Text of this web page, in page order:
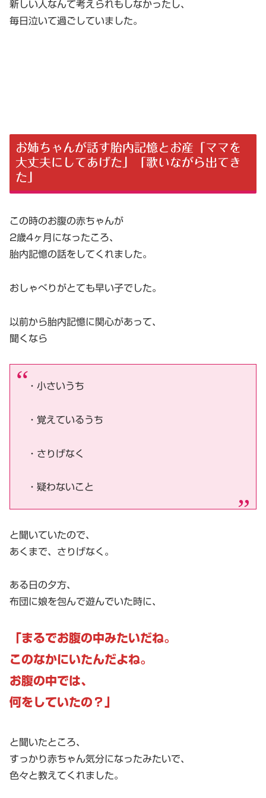
新しい人なんて考えられもしなかったし、
毎日泣いて過ごしていました。
お姉ちゃんが話す胎内記憶とお産「ママを
大丈夫にしてあげた」「歌いながら出てき
た」
この時のお腹の赤ちゃんが
2歳4ヶ月になったころ、
胎内記憶の話をしてくれました。
おしゃべりがとても早い子でした。
以前から胎内記憶に関心があって、
聞くなら
・小さいうち
・覚えているうち
・さりげなく
・疑わないこと
と聞いていたので、
あくまで、さりげなく。
ある日の夕方、
布団に娘を包んで遊んでいた時に、
「まるでお腹の中みたいだね。
このなかにいたんだよね。
お腹の中では、
何をしていたの？」
と聞いたところ、
すっかり赤ちゃん気分になったみたいで、
色々と教えてくれました。